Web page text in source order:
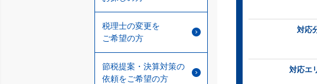
税理士の変更を
ご希望の方
節税提案・決算対策の
依頼をご希望の方
対応
対応エ